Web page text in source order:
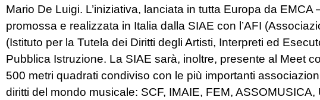
Mario De Luigi. L’iniziativa, lanciata in tutta Europa da
promossa e realizzata in Italia dalla SIAE con l’AFI
(Istituto per la Tutela dei Diritti degli Artisti, Interpreti ed
Pubblica Istruzione. La SIAE sarà, inoltre, presente al Meet
500 metri quadrati condiviso con le più importanti
diritti del mondo musicale: SCF, IMAIE, FEM, ASSOMUSICA,